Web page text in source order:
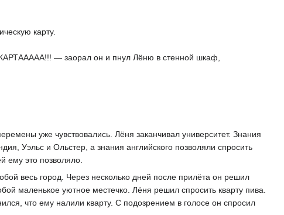
карту.
— заорал он и пнул Лёню в стенной шкаф,
уже чувствовались. Лёня заканчивал университет. Знания
Уэльс и Ольстер, а знания английского позволяли спросить
ему это позволяло.
весь город. Через несколько дней после прилёта он решил
маленькое уютное местечко. Лёня решил спросить кварту пива.
что ему налили кварту. С подозрением в голосе он спросил